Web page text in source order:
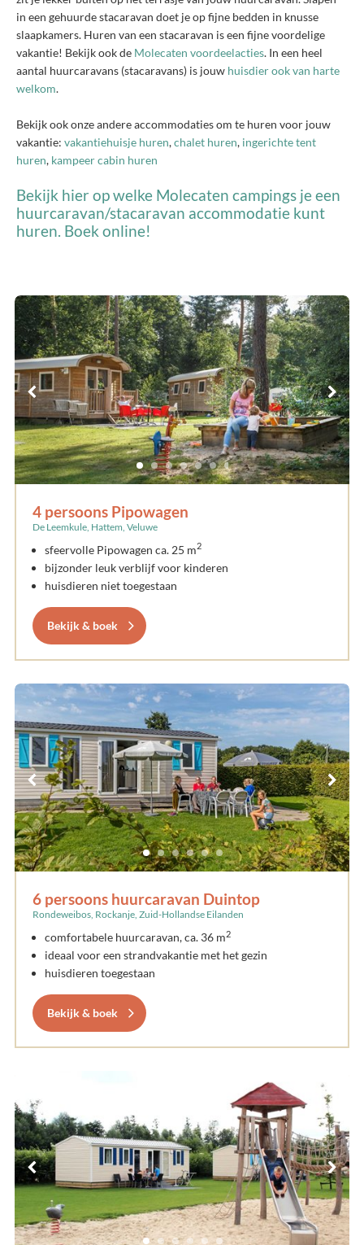
in een gehuurde stacaravan doet je op fijne bedden in knusse
slaapkamers. Huren van een stacaravan is een fijne voordelige
vakantie! Bekijk ook de Molecaten voordeelacties. In een heel
aantal huurcaravans (stacaravans) is jouw huisdier ook van harte
welkom.
Bekijk ook onze andere accommodaties om te huren voor jouw
vakantie: vakantiehuisje huren,chalet huren, ingerichte tent
huren, kampeer cabin huren
Bekijk hier op welke Molecaten campings je een
huurcaravan/stacaravan accommodatie kunt
huren. Boek online!
4 persoons Pipowagen
De Leemkule, Hattem, Veluwe
sfeervolle Pipowagen ca. 25 m2
bijzonder leuk verblijf voor kinderen
huisdieren niet toegestaan
Bekijk & boek
6 persoons huurcaravan Duintop
Rondeweibos, Rockanje, Zuid-Hollandse Eilanden
comfortabele huurcaravan, ca. 36 m2
ideaal voor een strandvakantie met het gezin
huisdieren toegestaan
Bekijk & boek